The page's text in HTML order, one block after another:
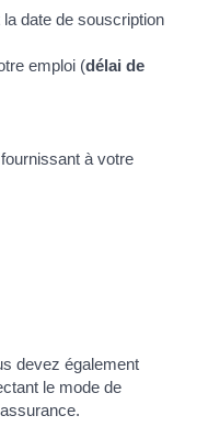
date de souscription
emploi (délai de
à votre
devez également
le mode de